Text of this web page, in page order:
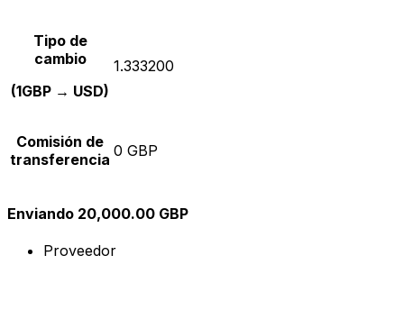
Tipo de
cambio
(1GBP → USD)
1.333200
Comisión de
transferencia 0 GBP
Enviando 20,000.00 GBP
Proveedor